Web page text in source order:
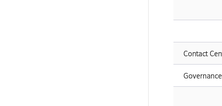
Contact